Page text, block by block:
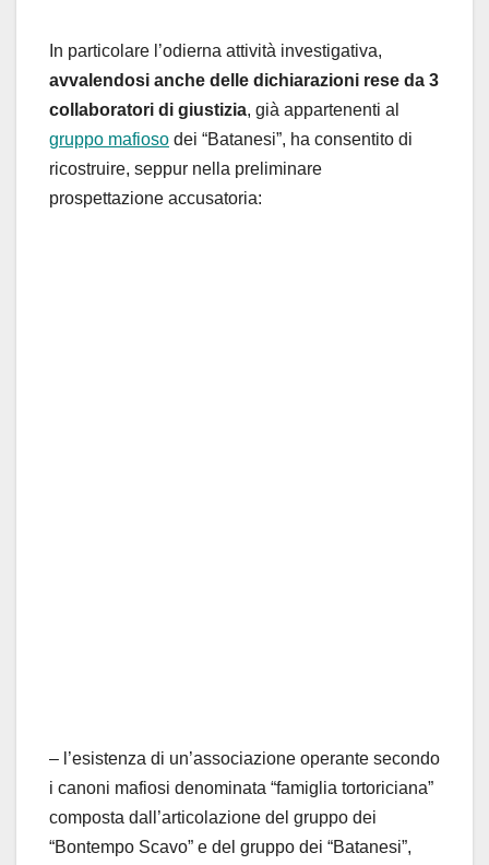
In particolare l’odierna attività investigativa,
avvalendosi anche delle dichiarazioni rese da 3
collaboratori di giustizia, già appartenenti al
gruppo mafioso dei “Batanesi”, ha consentito di
ricostruire, seppur nella preliminare
prospettazione accusatoria:
– l’esistenza di un’associazione operante secondo
i canoni mafiosi denominata “famiglia tortoriciana”
composta dall’articolazione del gruppo dei
“Bontempo Scavo” e del gruppo dei “Batanesi”,